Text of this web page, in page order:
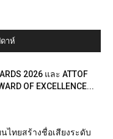
าห์
2026 และ ATTOF
OF EXCELLENCE...
ไทยสร้างชื่อเสียงระดับ